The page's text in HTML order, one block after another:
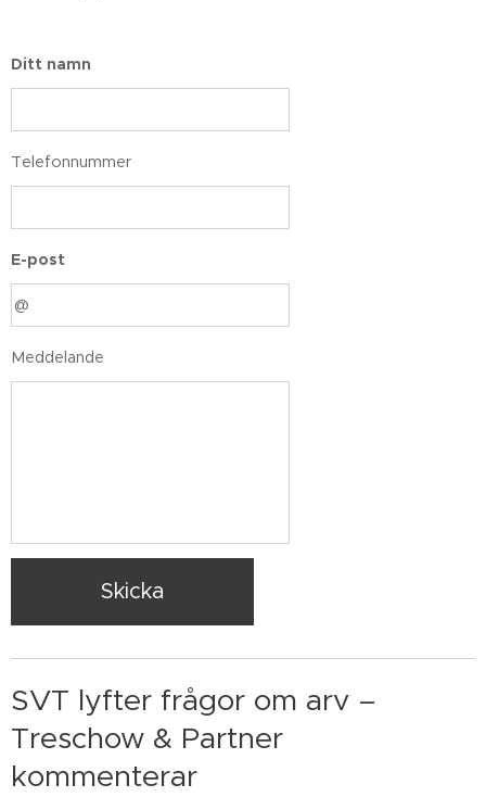
Ditt namn
Telefonnummer
E-post
Meddelande
Skicka
SVT lyfter frågor om arv –
Treschow & Partner
kommenterar